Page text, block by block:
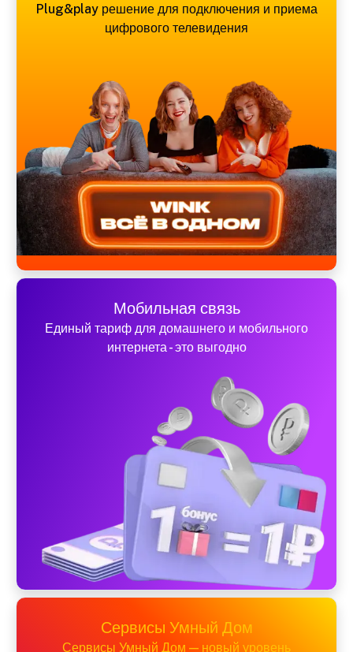
Plug&play решение для подключения и приема
цифрового телевидения
Мобильная связь
Единый тариф для домашнего и мобильного
интернета - это выгодно
Сервисы Умный Дом
Сервисы Умный Дом — новый уровень